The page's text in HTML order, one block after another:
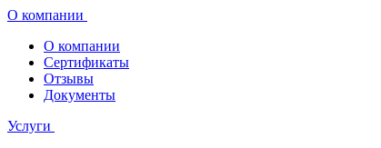
О компании
О компании
Сертификаты
Отзывы
Документы
Услуги